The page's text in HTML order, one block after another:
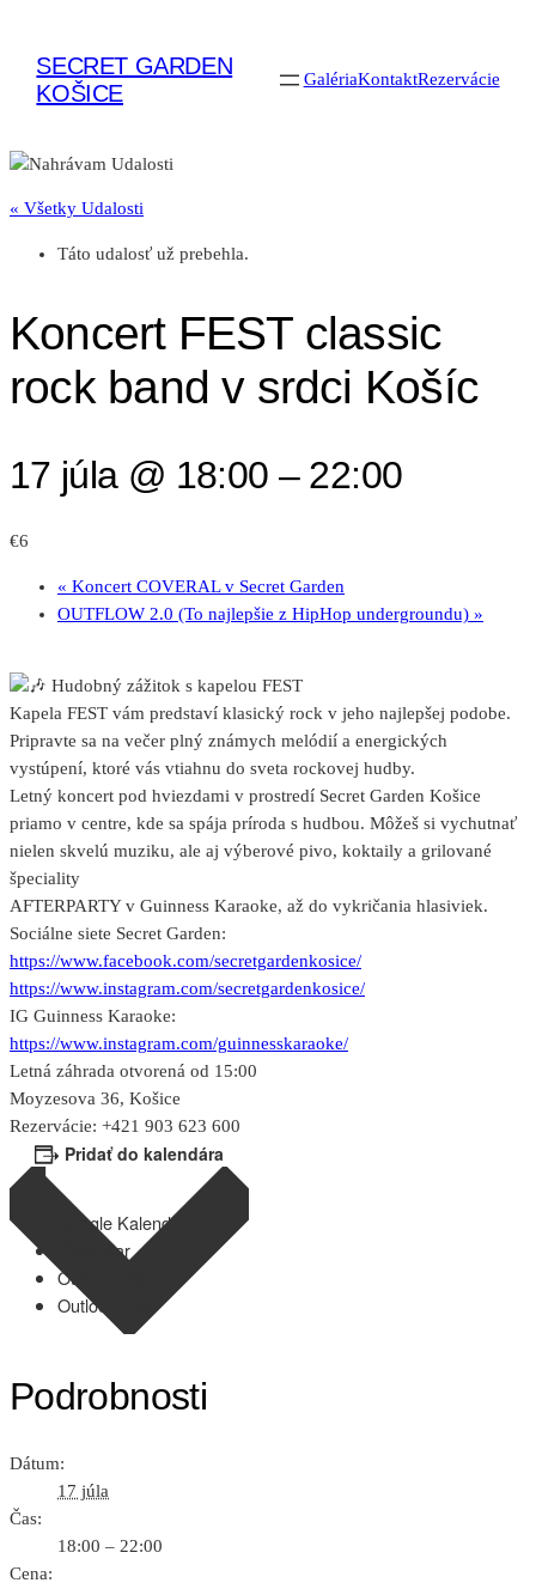
SECRET GARDEN
KOŠICE
GalériaKontaktRezervácie
« Všetky Udalosti
Táto udalosť už prebehla.
Koncert FEST classic
rock band v srdci Košíc
17 júla @ 18:00 – 22:00
€6
« Koncert COVERAL v Secret Garden
OUTFLOW 2.0 (To najlepšie z HipHop undergroundu) »
Hudobný zážitok s kapelou FEST
Kapela FEST vám predstaví klasický rock v jeho najlepšej podobe.
Pripravte sa na večer plný známych melódií a energických
vystúpení, ktoré vás vtiahnu do sveta rockovej hudby.
Letný koncert pod hviezdami v prostredí Secret Garden Košice
priamo v centre, kde sa spája príroda s hudbou. Môžeš si vychutnať
nielen skvelú muziku, ale aj výberové pivo, koktaily a grilované
špeciality
AFTERPARTY v Guinness Karaoke, až do vykričania hlasiviek.
Sociálne siete Secret Garden:
https://www.facebook.com/secretgardenkosice/
https://www.instagram.com/secretgardenkosice/
IG Guinness Karaoke:
https://www.instagram.com/guinnesskaraoke/
Letná záhrada otvorená od 15:00
Moyzesova 36, Košice
Rezervácie: +421 903 623 600
Pridať do kalendára
Google Kalendár
iCalendar
Outlook 365
Outlook Live
Podrobnosti
Dátum:
17 júla
Čas:
18:00 – 22:00
Cena: